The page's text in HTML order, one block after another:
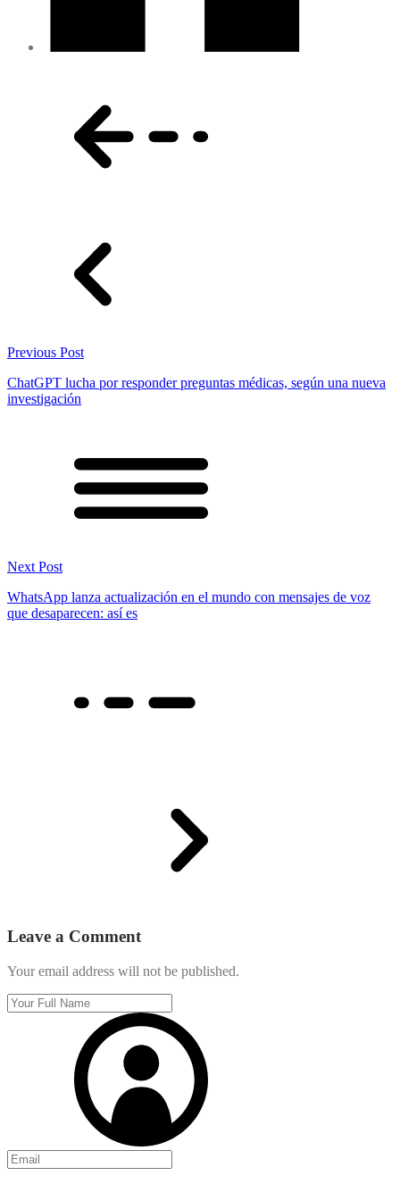
Previous Post
ChatGPT lucha por responder preguntas médicas, según una nueva
investigación
Next Post
WhatsApp lanza actualización en el mundo con mensajes de voz
que desaparecen: así es
Leave a Comment
Your email address will not be published.